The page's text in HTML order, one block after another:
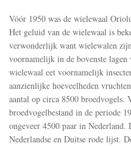
Vóór 1950 was de wielewaal
Het geluid van de wielewaal is
verwonderlijk want wielewalen
voornamelijk in de bovenste
wielewaal eet voornamelijk
aanzienlijke hoeveelheden
aantal op circa 8500 broedvogels.
broedvogelbestand in de periode
ongeveer 4500 paar in Nederland.
Nederlandse en Duitse rode lijst.